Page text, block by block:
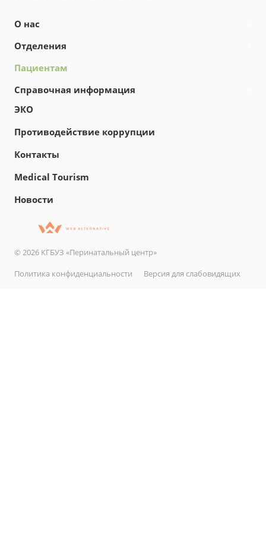
О нас
Отделения
Пациентам
Справочная информация
ЭКО
Противодействие коррупции
Контакты
Medical Tourism
Новости
© 2026 КГБУЗ «Перинатальный центр»
Политика конфиденциальности
Версия для слабовидящих